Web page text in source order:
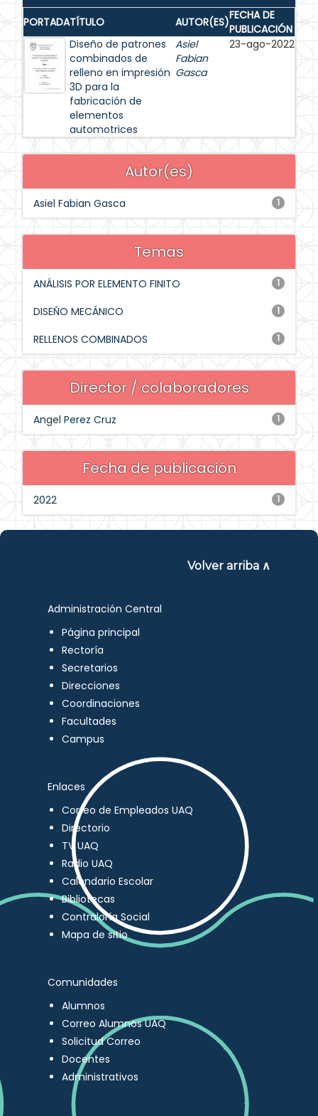
PORTADATÍTULO AUTOR(ES)FECHA DE
PUBLICACIÓN
Diseño de patrones
combinados de
relleno en impresión
3D para la
fabricación de
elementos
automotrices
Asiel
Fabian
Gasca
23-ago-2022
Autor(es)
1
Asiel Fabian Gasca
Temas
1
ANÁLISIS POR ELEMENTO FINITO
1
DISEÑO MECÁNICO
1
RELLENOS COMBINADOS
Director / colaboradores
1
Angel Perez Cruz
Fecha de publicación
1
2022
Volver arriba ∧
Administración Central
Página principal
Rectoría
Secretarios
Direcciones
Coordinaciones
Facultades
Campus
Enlaces
Correo de Empleados UAQ
Directorio
TV UAQ
Radio UAQ
Calendario Escolar
Bibliotecas
Contraloría Social
Mapa de sitio
Comunidades
Alumnos
Correo Alumnos UAQ
Solicitud Correo
Docentes
Administrativos